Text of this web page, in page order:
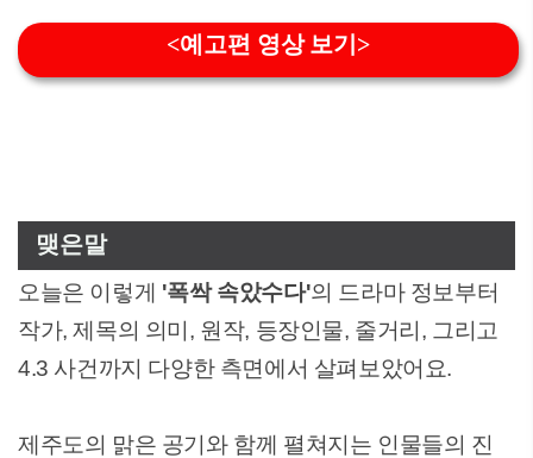
<예고편 영상 보기>
맺은말
오늘은 이렇게 '폭싹 속았수다'의 드라마 정보부터
작가, 제목의 의미, 원작, 등장인물, 줄거리, 그리고
4.3 사건까지 다양한 측면에서 살펴보았어요.
제주도의 맑은 공기와 함께 펼쳐지는 인물들의 진